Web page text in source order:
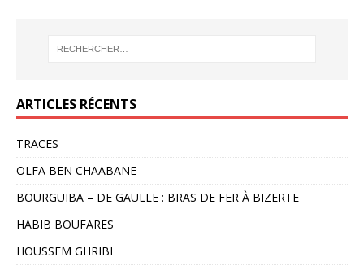
ARTICLES RÉCENTS
TRACES
OLFA BEN CHAABANE
BOURGUIBA – DE GAULLE : BRAS DE FER À BIZERTE
HABIB BOUFARES
HOUSSEM GHRIBI